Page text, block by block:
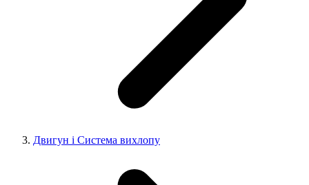
Двигун і Система вихлопу